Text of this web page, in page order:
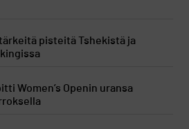
pisteitä Tshekistä ja
Women’s Openin uransa